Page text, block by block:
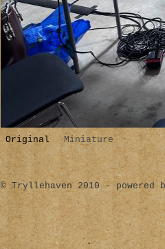
Original Miniature
© Tryllehaven 2010 - powered